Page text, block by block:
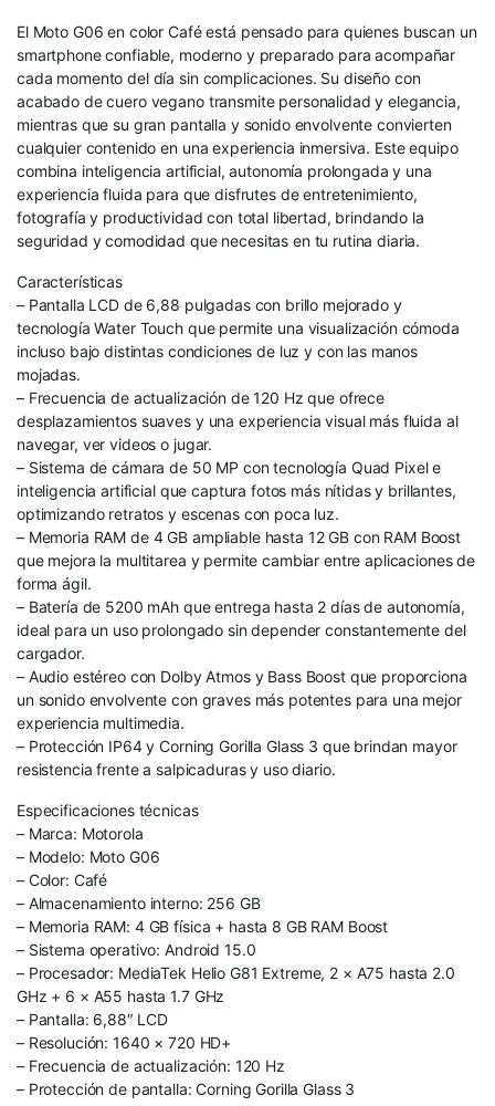
El Moto G06 en color Café está pensado para quienes buscan un
smartphone confiable, moderno y preparado para acompañar
cada momento del día sin complicaciones. Su diseño con
acabado de cuero vegano transmite personalidad y elegancia,
mientras que su gran pantalla y sonido envolvente convierten
cualquier contenido en una experiencia inmersiva. Este equipo
combina inteligencia artificial, autonomía prolongada y una
experiencia fluida para que disfrutes de entretenimiento,
fotografía y productividad con total libertad, brindando la
seguridad y comodidad que necesitas en tu rutina diaria.
Características
– Pantalla LCD de 6,88 pulgadas con brillo mejorado y
tecnología Water Touch que permite una visualización cómoda
incluso bajo distintas condiciones de luz y con las manos
mojadas.
– Frecuencia de actualización de 120 Hz que ofrece
desplazamientos suaves y una experiencia visual más fluida al
navegar, ver videos o jugar.
– Sistema de cámara de 50 MP con tecnología Quad Pixel e
inteligencia artificial que captura fotos más nítidas y brillantes,
optimizando retratos y escenas con poca luz.
– Memoria RAM de 4 GB ampliable hasta 12 GB con RAM Boost
que mejora la multitarea y permite cambiar entre aplicaciones de
forma ágil.
– Batería de 5200 mAh que entrega hasta 2 días de autonomía,
ideal para un uso prolongado sin depender constantemente del
cargador.
– Audio estéreo con Dolby Atmos y Bass Boost que proporciona
un sonido envolvente con graves más potentes para una mejor
experiencia multimedia.
– Protección IP64 y Corning Gorilla Glass 3 que brindan mayor
resistencia frente a salpicaduras y uso diario.
Especificaciones técnicas
– Marca: Motorola
– Modelo: Moto G06
– Color: Café
– Almacenamiento interno: 256 GB
– Memoria RAM: 4 GB física + hasta 8 GB RAM Boost
– Sistema operativo: Android 15.0
– Procesador: MediaTek Helio G81 Extreme, 2 × A75 hasta 2.0
GHz + 6 × A55 hasta 1.7 GHz
– Pantalla: 6,88″ LCD
– Resolución: 1640 × 720 HD+
– Frecuencia de actualización: 120 Hz
– Protección de pantalla: Corning Gorilla Glass 3